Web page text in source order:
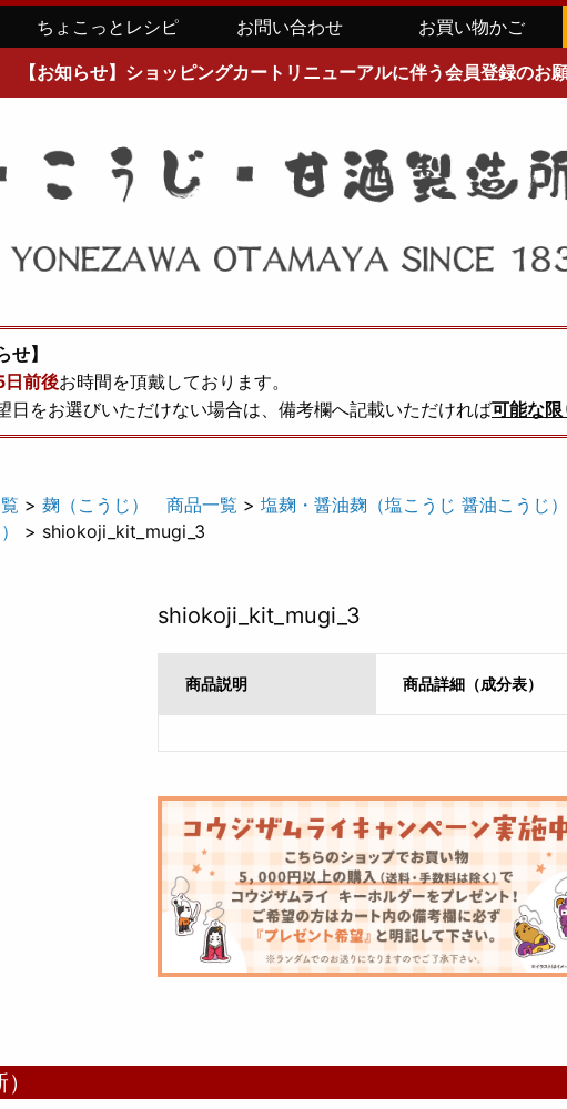
ちょこっとレシピ お問い合わせ お買い物かご
【お知らせ】ショッピングカートリニューアルに伴う会員登録のお
】
日前後お時間を頂戴しております。
日をお選びいただけない場合は、備考欄へ記載いただければ可能な限
> 麹（こうじ） 商品一覧 > 塩麹・醤油麹（塩こうじ 醤油こうじ）
> shiokoji_kit_mugi_3
shiokoji_kit_mugi_3
商品説明 商品詳細（成分表）